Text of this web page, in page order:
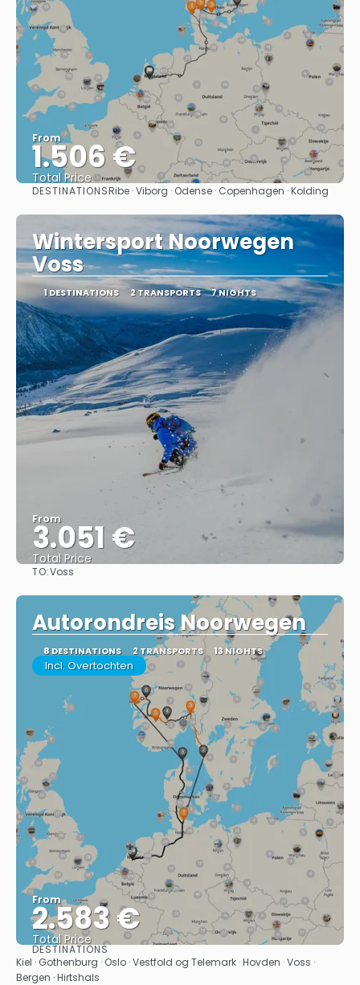
From
1.506 €
Total Price
See
DESTINATIONSRibe · Viborg · Odense · Copenhagen · Kolding
Wintersport Noorwegen
Voss
1 DESTINATIONS 2 TRANSPORTS 7 NIGHTS
From
3.051 €
Total Price
TO:Voss
Autorondreis Noorwegen
8 DESTINATIONS 2 TRANSPORTS 13 NIGHTS
Incl. Overtochten
From
2.583 €
Total Price
See
DESTINATIONS
Kiel · Gothenburg · Oslo · Vestfold og Telemark · Hovden · Voss ·
Bergen · Hirtshals